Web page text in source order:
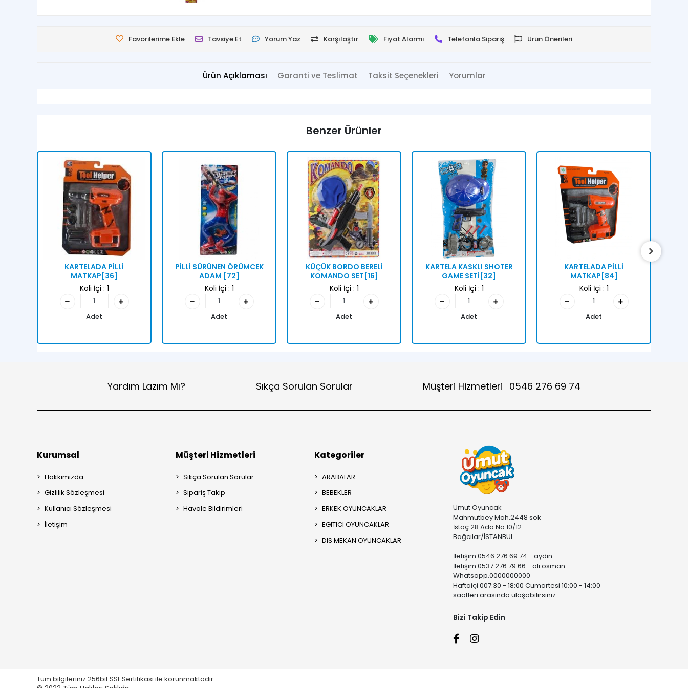
Favorilerime Ekle Tavsiye Et Yorum Yaz Karşılaştır Fiyat Alarmı Telefonla Sipariş Ürün Önerileri
Ürün Açıklaması Garanti ve Teslimat Taksit Seçenekleri Yorumlar
Benzer Ürünler
KARTELADA PİLLİ
MATKAP[36]
Koli İçi : 1
Adet
PİLLİ SÜRÜNEN ÖRÜMCEK
ADAM [72]
Koli İçi : 1
Adet
KÜÇÜK BORDO BERELİ
KOMANDO SET[16]
Koli İçi : 1
Adet
KARTELA KASKLI SHOTER
GAME SETİ[32]
Koli İçi : 1
Adet
KARTELADA PİLLİ
MATKAP[84]
Koli İçi : 1
Adet
Yardım Lazım Mı? Sıkça Sorulan Sorular Müşteri Hizmetleri 0546 276 69 74
Kurumsal
Hakkımızda
Gizlilik Sözleşmesi
Kullanıcı Sözleşmesi
İletişim
Müşteri Hizmetleri
Sıkça Sorulan Sorular
Sipariş Takip
Havale Bildirimleri
Kategoriler
ARABALAR
BEBEKLER
ERKEK OYUNCAKLAR
EGITICI OYUNCAKLAR
DIS MEKAN OYUNCAKLAR
Umut Oyuncak
Mahmutbey Mah.2448 sok
İstoç 28.Ada No:10/12
Bağcılar/İSTANBUL
İletişim.0546 276 69 74 - aydın
İletişim.0537 276 79 66 - ali osman
Whatsapp.0000000000
Haftaiçi 007:30 - 18:00 Cumartesi 10:00 - 14:00
saatleri arasında ulaşabilirsiniz.
Bizi Takip Edin
Tüm bilgileriniz 256bit SSL Sertifikası ile korunmaktadır.